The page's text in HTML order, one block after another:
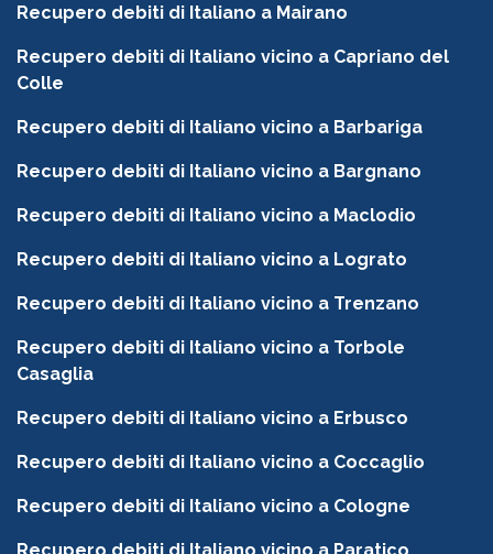
Recupero debiti di Italiano a Mairano
Recupero debiti di Italiano vicino a Capriano del
Colle
Recupero debiti di Italiano vicino a Barbariga
Recupero debiti di Italiano vicino a Bargnano
Recupero debiti di Italiano vicino a Maclodio
Recupero debiti di Italiano vicino a Lograto
Recupero debiti di Italiano vicino a Trenzano
Recupero debiti di Italiano vicino a Torbole
Casaglia
Recupero debiti di Italiano vicino a Erbusco
Recupero debiti di Italiano vicino a Coccaglio
Recupero debiti di Italiano vicino a Cologne